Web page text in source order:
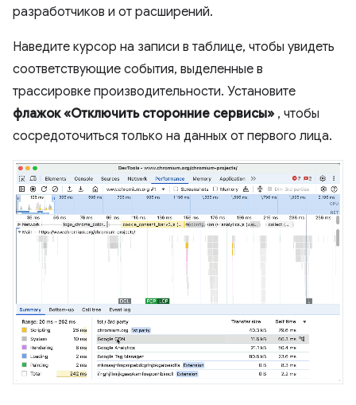
разработчиков и от расширений.
Наведите курсор на записи в таблице, чтобы увидеть
соответствующие события, выделенные в
трассировке производительности. Установите
флажок «Отключить сторонние сервисы» , чтобы
сосредоточиться только на данных от первого лица.